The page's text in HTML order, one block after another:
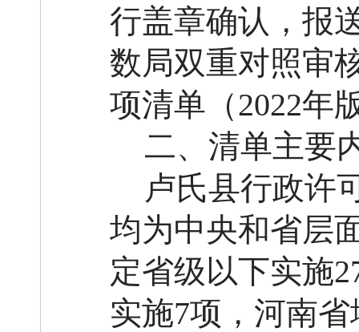
行盖章确认，报
数局双重对照审
项清单（2022年
二、 清单主要
卢氏县行政许
均为中央和省层
定省级以下实施
实施7项，河南